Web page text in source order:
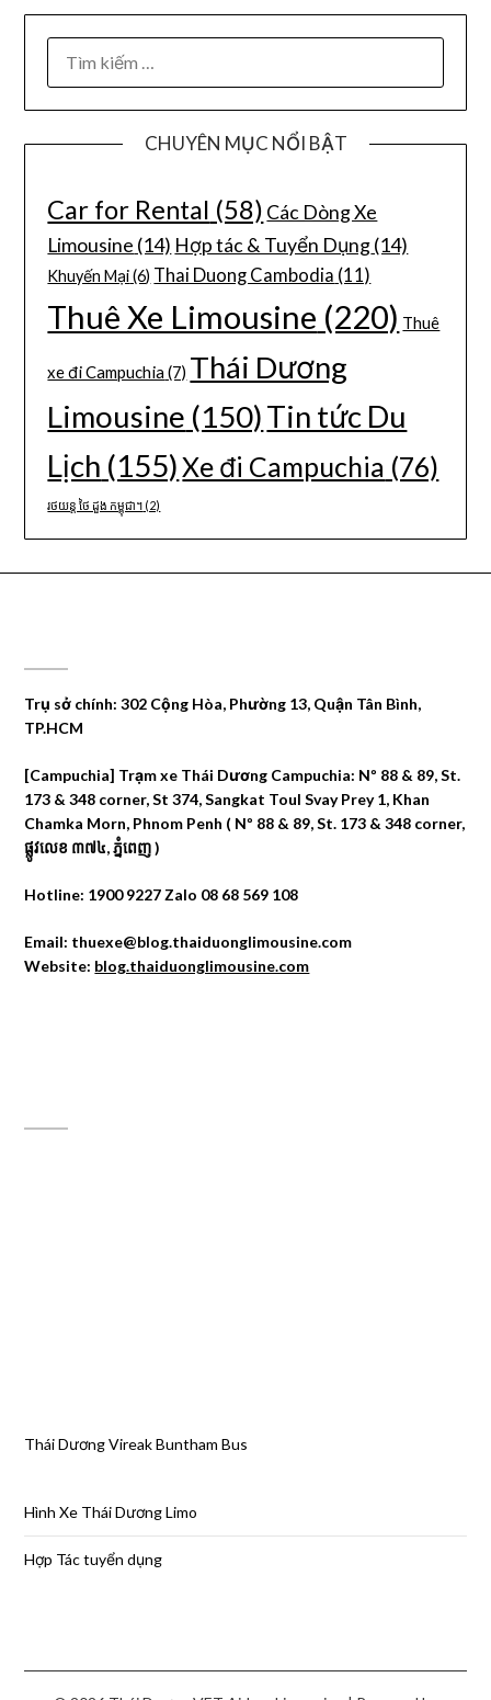
CHUYÊN MỤC NỔI BẬT
Car for Rental (58) Các Dòng Xe
Limousine (14) Hợp tác & Tuyển Dụng(14)
Khuyến Mại(6) Thai Duong Cambodia (11)
Thuê Xe Limousine (220) Thuê
xe đi Campuchia(7) Thái Dương
Limousine (150)Tin tức Du
Lịch (155)Xe đi Campuchia (76)
រថយន្ត ថៃ ដួង កម្ពុជា។ (2)
Trụ sở chính: 302 Cộng Hòa, Phường 13, Quận Tân Bình,
TP.HCM
[Campuchia] Trạm xe Thái Dương Campuchia: Nº 88 & 89, St.
173 & 348 corner, St 374, Sangkat Toul Svay Prey 1, Khan
Chamka Morn, Phnom Penh ( Nº 88 & 89, St. 173 & 348 corner,
ផ្លូវលេខ ៣៧៤, ភ្នំពេញ )
Hotline: 1900 9227 Zalo 08 68 569 108
Email: thuexe@blog.thaiduonglimousine.com
Website: blog.thaiduonglimousine.com
Thái Dương Vireak Buntham Bus
Hình Xe Thái Dương Limo
Hợp Tác tuyển dụng